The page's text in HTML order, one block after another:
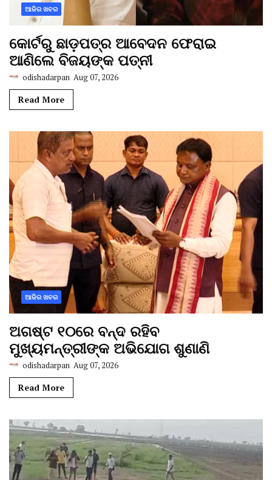
ଆଜିର ଖବର
କୋର୍ଟରୁ ଛାଡ଼ପତ୍ର ଆବେଦନ ଫେରାଇ
ଆଣିଲେ ବିଜୟଙ୍କ ପତ୍ନୀ
odishadarpan Aug 07, 2026
Read More
ଆଜିର ଖବର
ଅଗଷ୍ଟ ୧୦ରେ ବନ୍ଦ ରହିବ
ମୁଖ୍ୟମନ୍ତ୍ରୀଙ୍କ ଅଭିଯୋଗ ଶୁଣାଣି
odishadarpan Aug 07, 2026
Read More